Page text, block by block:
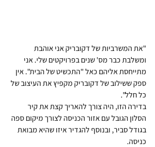
"את המשרביות של דקובריק אני אוהבת
ומשלבת כבר מס' שנים בפרויקטים שלי. אני
מתייחסת אליהם כאל "התכשיט של הבית". אין
ספק ששילוב של דקובריק מקפיץ את העיצוב של
כל חלל".
בדירה הזו, היה צורך להאריך קצת את קיר
הסלון הגובל עם אזור הכניסה לצורך מיקום ספה
בגודל סביר, ובנוסף להגדיר איזו שהיא מבואת
כניסה.